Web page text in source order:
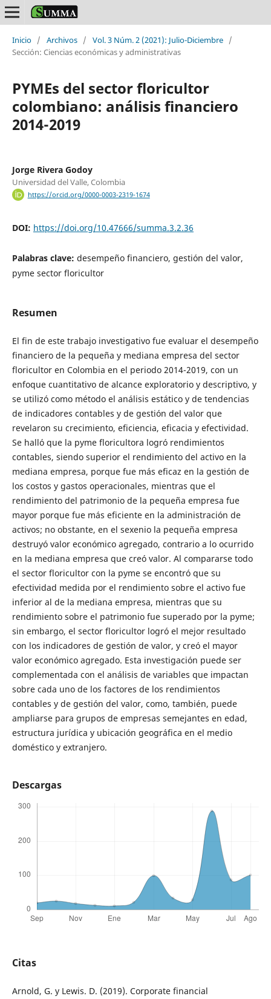
Inicio / Archivos / Vol. 3 Núm. 2 (2021): Julio-Diciembre /
Sección: Ciencias económicas y administrativas
PYMEs del sector floricultor
colombiano: análisis financiero
2014-2019
Jorge Rivera Godoy
Universidad del Valle, Colombia
https://orcid.org/0000-0003-2319-1674
DOI: https://doi.org/10.47666/summa.3.2.36
Palabras clave: desempeño financiero, gestión del valor,
pyme sector floricultor
Resumen
El fin de este trabajo investigativo fue evaluar el desempeño
financiero de la pequeña y mediana empresa del sector
floricultor en Colombia en el periodo 2014-2019, con un
enfoque cuantitativo de alcance exploratorio y descriptivo, y
se utilizó como método el análisis estático y de tendencias
de indicadores contables y de gestión del valor que
revelaron su crecimiento, eficiencia, eficacia y efectividad.
Se halló que la pyme floricultora logró rendimientos
contables, siendo superior el rendimiento del activo en la
mediana empresa, porque fue más eficaz en la gestión de
los costos y gastos operacionales, mientras que el
rendimiento del patrimonio de la pequeña empresa fue
mayor porque fue más eficiente en la administración de
activos; no obstante, en el sexenio la pequeña empresa
destruyó valor económico agregado, contrario a lo ocurrido
en la mediana empresa que creó valor. Al compararse todo
el sector floricultor con la pyme se encontró que su
efectividad medida por el rendimiento sobre el activo fue
inferior al de la mediana empresa, mientras que su
rendimiento sobre el patrimonio fue superado por la pyme;
sin embargo, el sector floricultor logró el mejor resultado
con los indicadores de gestión de valor, y creó el mayor
valor económico agregado. Esta investigación puede ser
complementada con el análisis de variables que impactan
sobre cada uno de los factores de los rendimientos
contables y de gestión del valor, como, también, puede
ampliarse para grupos de empresas semejantes en edad,
estructura jurídica y ubicación geográfica en el medio
doméstico y extranjero.
Descargas
Citas
Arnold, G. y Lewis. D. (2019). Corporate financial